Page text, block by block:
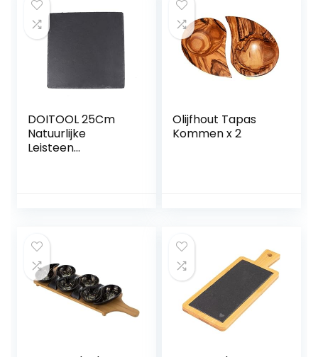
Home Party
Decoration
DOITOOL 25Cm
Natuurlijke
Leisteen
Olijfhout Tapas
Kommen x 2